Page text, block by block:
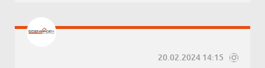
20.02.2024 14:15